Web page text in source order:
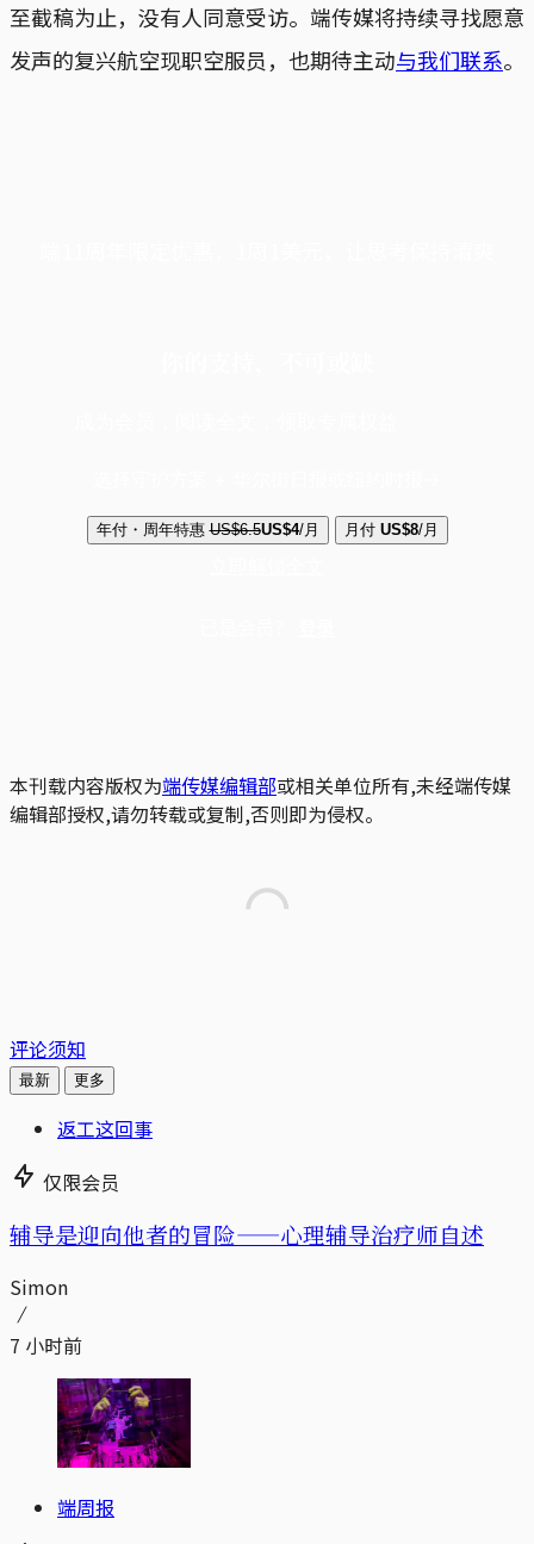
至截稿为止，没有人同意受访。端传媒将持续寻找愿意
发声的复兴航空现职空服员，也期待主动与我们联系。
年付・周年特惠 US$6.5US$4/月 月付 US$8/月
本刊载内容版权为端传媒编辑部或相关单位所有,未经端传媒
编辑部授权,请勿转载或复制,否则即为侵权。
评论须知
最新 更多
返工这回事
仅限会员
辅导是迎向他者的冒险——心理辅导治疗师自述
Simon
7 小时前
端周报